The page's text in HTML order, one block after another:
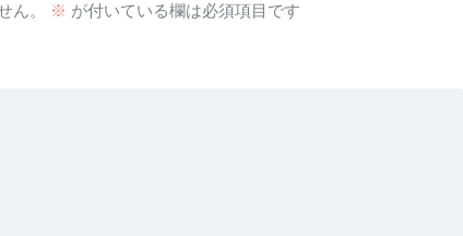
ん。 ※ が付いている欄は必須項目です